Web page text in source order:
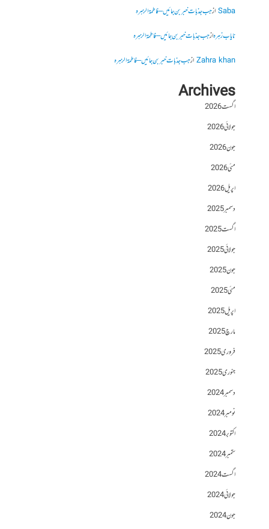
Sabaازجب جذبات خبر بن جائیں – فاطمۃالزہرہ
نایاب زہرہازجب جذبات خبر بن جائیں – فاطمۃالزہرہ
Zahra khanازجب جذبات خبر بن جائیں – فاطمۃالزہرہ
Archives
اگست 2026
جولائی 2026
جون 2026
مئی 2026
اپریل 2026
دسمبر 2025
اگست 2025
جولائی 2025
جون 2025
مئی 2025
اپریل 2025
مارچ 2025
فروری 2025
جنوری 2025
دسمبر 2024
نومبر 2024
اکتوبر 2024
ستمبر 2024
اگست 2024
جولائی 2024
جون 2024